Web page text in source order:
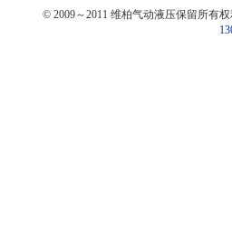
© 2009～2011 维柏气动液压保留所有